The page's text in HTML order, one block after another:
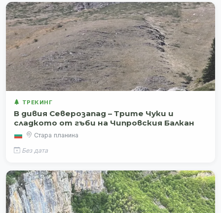
ТРЕКИНГ
В дивия Северозапад – Трите Чуки и
сладкото от гъби на Чипровския Балкан
Стара планина
Без дата